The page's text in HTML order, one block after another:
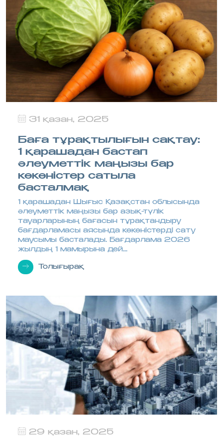
31 қазан, 2025
Баға тұрақтылығын сақтау:
1 қарашадан бастап
әлеуметтік маңызы бар
көкөністер сатыла
басталмақ
1 қарашадан Шығыс Қазақстан облысында
әлеуметтік маңызы бар азық-түлік
тауарларының бағасын тұрақтандыру
бағдарламасы аясында көкөністерді сату
маусымы басталады. Бағдарлама 2026
жылдың 1 мамырына дей...
Толығырақ
29 қазан, 2025